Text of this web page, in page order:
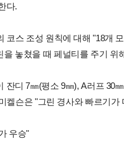
다.
코스 조성 원칙에 대해 "18개
을 놓쳤을 때 페널티를 주기 위
잔디 7㎜(평소 9㎜), A러프 30
켈슨은 "그린 경사와 빠르기
우승"